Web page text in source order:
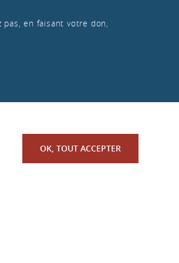
OK, TOUT ACCEPTER
en faisant votre don,